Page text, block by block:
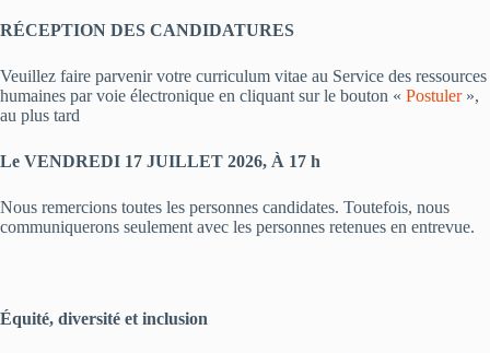
RÉCEPTION DES CANDIDATURES
Veuillez faire parvenir votre curriculum vitae au Service des ressources
humaines par voie électronique en cliquant sur le bouton « Postuler»,
au plus tard
Le VENDREDI 17 JUILLET 2026, À 17 h
Nous remercions toutes les personnes candidates. Toutefois, nous
communiquerons seulement avec les personnes retenues en entrevue.
Équité, diversité et inclusion